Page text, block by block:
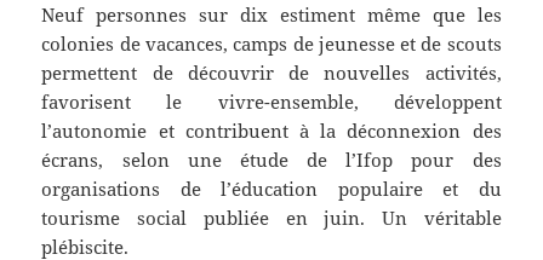
Neuf personnes sur dix estiment même que les
colonies de vacances, camps de jeunesse et de scouts
permettent de découvrir de nouvelles activités,
favorisent le vivre-ensemble, développent
l’autonomie et contribuent à la déconnexion des
écrans, selon une étude de l’Ifop pour des
organisations de l’éducation populaire et du
tourisme social publiée en juin. Un véritable
plébiscite.